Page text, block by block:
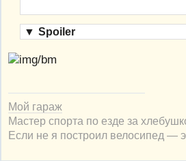
▼ Spoiler
Мой гараж
Мастер спорта по езде за
Если не я построил велосипед —